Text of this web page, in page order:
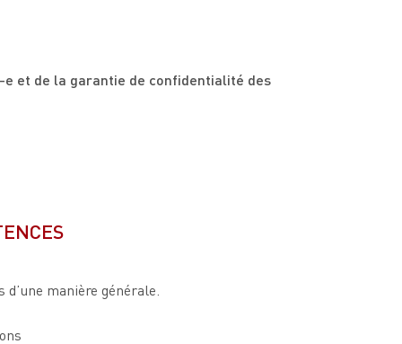
et de la garantie de confidentialité des
manière générale.